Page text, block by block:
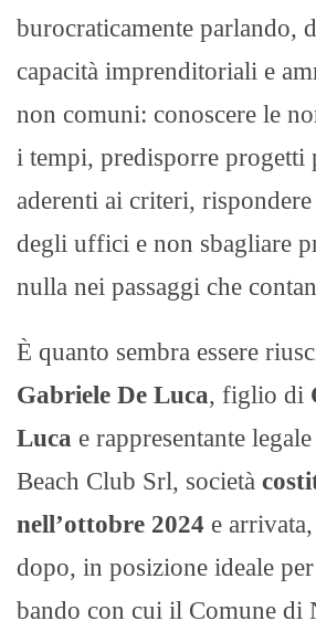
burocraticamente parlando,
capacità imprenditoriali e
non comuni: conoscere le
i tempi, predisporre progetti
aderenti ai criteri,
degli uffici e non sbagliare
nulla nei passaggi che
È quanto sembra essere
Gabriele De Luca, figlio di
Luca e rappresentante
Beach Club Srl, società
nell’ottobre 2024 e
dopo, in posizione ideale
bando con cui il Comune di